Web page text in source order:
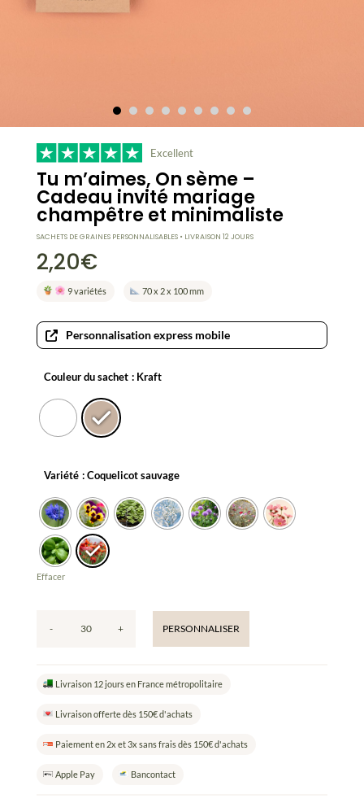
Excellent
Tu m’aimes, On sème –
Cadeau invité mariage
champêtre et minimaliste
SACHETS DE GRAINES PERSONNALISABLES • LIVRAISON 12 JOURS
2,20€
9 variétés 70 x 2 x 100 mm
Personnalisation express mobile
Couleur du sachet : Kraft
Variété : Coquelicot sauvage
Effacer
Livraison 12 jours en France métropolitaire
Livraison offerte dès 150€ d'achats
Paiement en 2x et 3x sans frais dès 150€ d'achats
Apple Pay Bancontact
-
m'aimes,
On
invité
+ PERSONNALISER